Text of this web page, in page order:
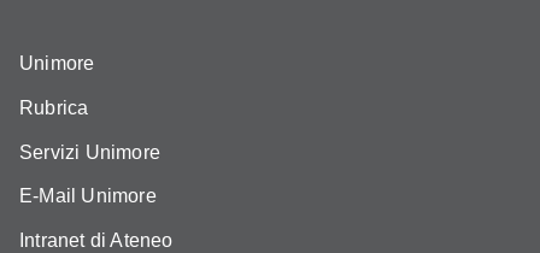
Unimore
Rubrica
Servizi Unimore
E-Mail Unimore
Intranet di Ateneo